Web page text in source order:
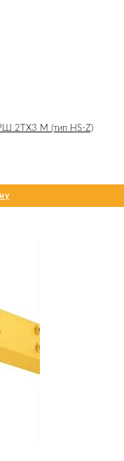
2ТХ3 М (тип HS-Z)